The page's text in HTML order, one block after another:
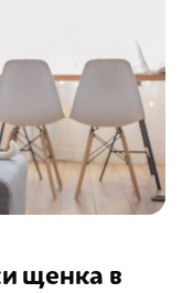
щенка в